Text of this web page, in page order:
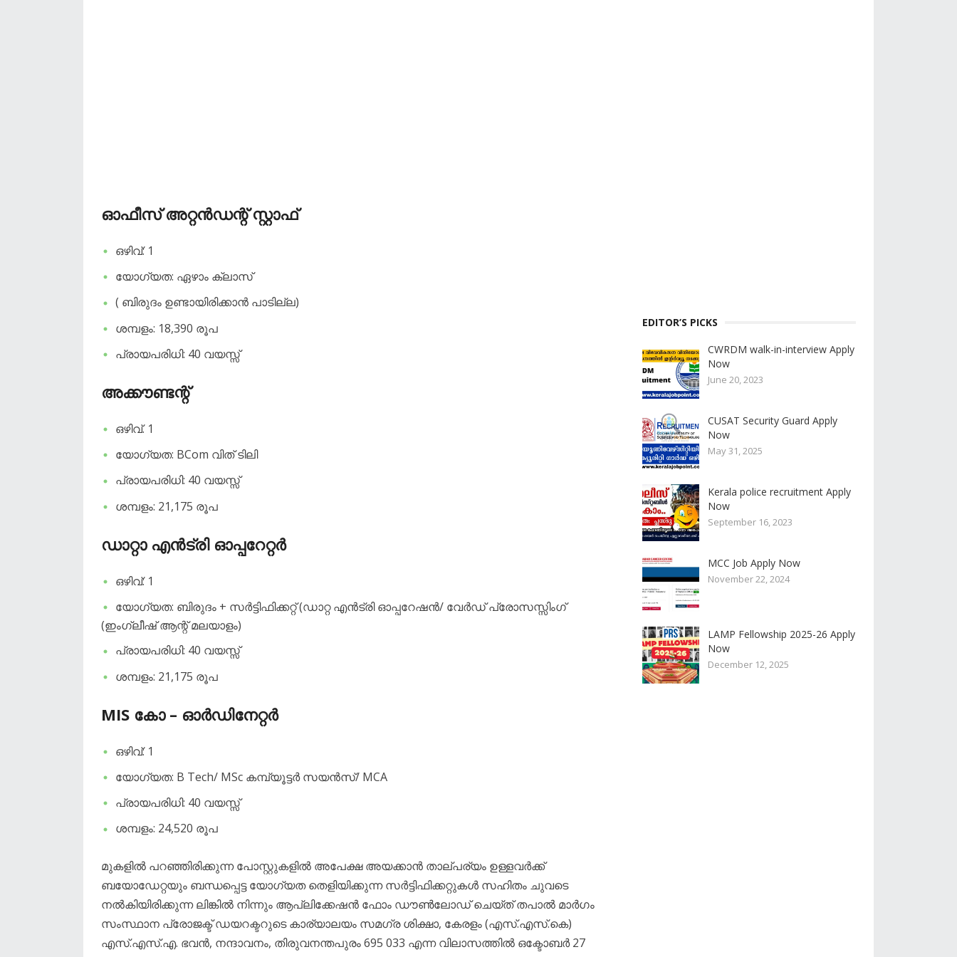
ഓഫീസ് അറ്റൻഡന്റ് സ്റ്റാഫ്
ഒഴിവ്: 1
യോഗ്യത: ഏഴാം ക്ലാസ്
( ബിരുദം ഉണ്ടായിരിക്കാൻ പാടില്ല)
ശമ്പളം: 18,390 രൂപ
പ്രായപരിധി: 40 വയസ്സ്
അക്കൗണ്ടന്റ്
ഒഴിവ്. 1
യോഗ്യത: BCom വിത് ടിലി
പ്രായപരിധി: 40 വയസ്സ്
ശമ്പളം: 21,175 രൂപ
ഡാറ്റാ എൻട്രി ഓപ്പറേറ്റർ
ഒഴിവ്: 1
യോഗ്യത: ബിരുദം + സർട്ടിഫിക്കറ്റ് (ഡാറ്റ എൻട്രി ഓപ്പറേഷൻ/ വേർഡ് പ്രോസസ്സിംഗ്
(ഇംഗ്ലീഷ് ആന്റ് മലയാളം)
പ്രായപരിധി: 40 വയസ്സ്
ശമ്പളം: 21,175 രൂപ
MIS കോ – ഓർഡിനേറ്റർ
ഒഴിവ്: 1
യോഗ്യത: B Tech/ MSc കമ്പ്യൂട്ടർ സയൻസ്/ MCA
പ്രായപരിധി: 40 വയസ്സ്
ശമ്പളം: 24,520 രൂപ
മുകളിൽ പറഞ്ഞിരിക്കുന്ന പോസ്റ്റുകളിൽ അപേക്ഷ അയക്കാൻ താല്പര്യം ഉള്ളവർക്ക്
ബയോഡേറ്റയും ബന്ധപ്പെട്ട യോഗ്യത തെളിയിക്കുന്ന സർട്ടിഫിക്കറ്റുകൾ സഹിതം ചുവടെ
നൽകിയിരിക്കുന്ന ലിങ്കിൽ നിന്നും ആപ്ലിക്കേഷൻ ഫോം ഡൗൺലോഡ് ചെയ്ത് തപാൽ മാർഗം
സംസ്ഥാന പ്രോജക്ട് ഡയറക്ടറുടെ കാര്യാലയം സമഗ്ര ശിക്ഷാ, കേരളം (എസ്.എസ്.കെ)
എസ്.എസ്.എ. ഭവൻ, നന്ദാവനം, തിരുവനന്തപുരം 695 033 എന്ന വിലാസത്തിൽ ഒക്ടോബർ 27
EDITOR’S PICKS
CWRDM walk-in-interview Apply
Now
June 20, 2023
CUSAT Security Guard Apply
Now
May 31, 2025
Kerala police recruitment Apply
Now
September 16, 2023
MCC Job Apply Now
November 22, 2024
LAMP Fellowship 2025-26 Apply
Now
December 12, 2025